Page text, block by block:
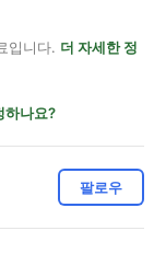
입니다. 더 자세한 정
하나요?
팔로우